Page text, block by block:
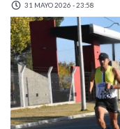
31 MAYO 2026 - 23:58